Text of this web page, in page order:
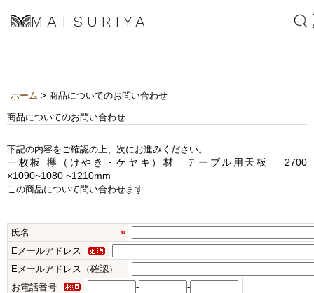
MATSURIYA
ホーム > 商品についてのお問い合わせ
商品についてのお問い合わせ
下記の内容をご確認の上、次にお進みください。
一枚板 欅（けやき・ケヤキ）材 テーブル用天板 2700
×1090~1080 ~1210mm
この商品について問い合わせます
氏名
Eメールアドレス
Eメールアドレス（確認）
お電話番号
- -